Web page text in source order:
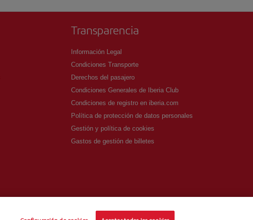
Transparencia
Información Legal
Condiciones Transporte
Derechos del pasajero
Condiciones Generales de Iberia Club
Condiciones de registro en iberia.com
Política de protección de datos personales
Gestión y política de cookies
Gastos de gestión de billetes